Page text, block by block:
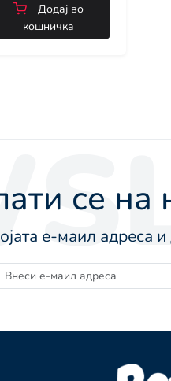
Додај во
кошничка
се
е-маил адреса